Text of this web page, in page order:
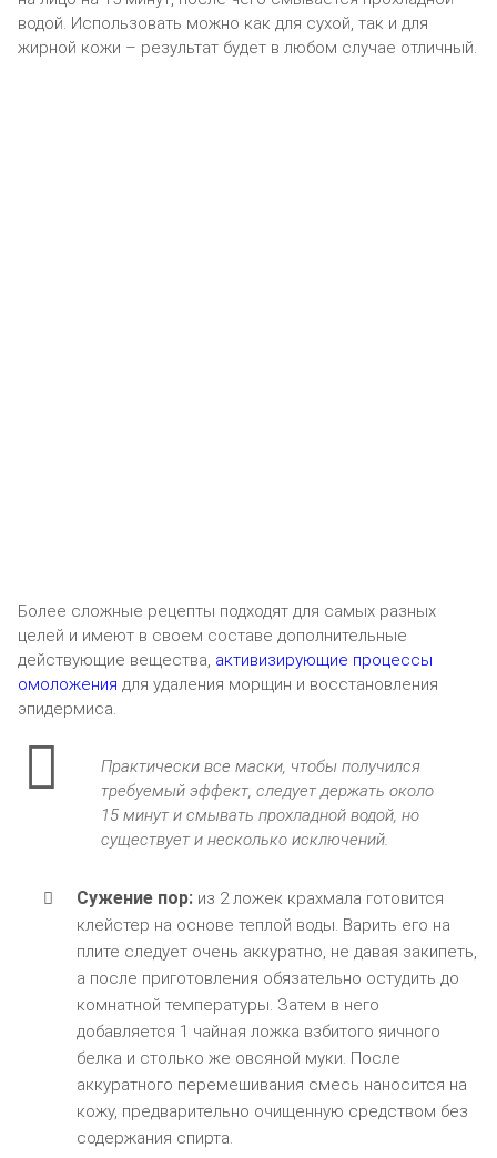
водой. Использовать можно как для сухой, так и для
жирной кожи – результат будет в любом случае отличный.
Более сложные рецепты подходят для самых разных
целей и имеют в своем составе дополнительные
действующие вещества, активизирующие процессы
омоложения для удаления морщин и восстановления
эпидермиса.
Практически все маски, чтобы получился
требуемый эффект, следует держать около
15 минут и смывать прохладной водой, но
существует и несколько исключений.
Сужение пор:из 2 ложек крахмала готовится
клейстер на основе теплой воды. Варить его на
плите следует очень аккуратно, не давая закипеть,
а после приготовления обязательно остудить до
комнатной температуры. Затем в него
добавляется 1 чайная ложка взбитого яичного
белка и столько же овсяной муки. После
аккуратного перемешивания смесь наносится на
кожу, предварительно очищенную средством без
содержания спирта.